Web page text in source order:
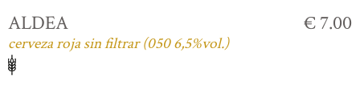
ALDEA
cerveza roja sin filtrar (050 6,5%vol.)
€ 7.00